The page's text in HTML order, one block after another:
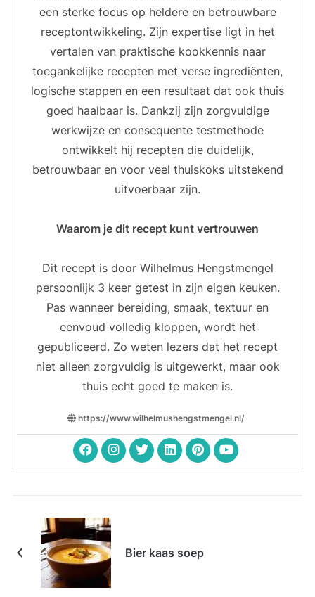
een sterke focus op heldere en betrouwbare
receptontwikkeling. Zijn expertise ligt in het
vertalen van praktische kookkennis naar
toegankelijke recepten met verse ingrediënten,
logische stappen en een resultaat dat ook thuis
goed haalbaar is. Dankzij zijn zorgvuldige
werkwijze en consequente testmethode
ontwikkelt hij recepten die duidelijk,
betrouwbaar en voor veel thuiskoks uitstekend
uitvoerbaar zijn.
Waarom je dit recept kunt vertrouwen
Dit recept is door Wilhelmus Hengstmengel
persoonlijk 3 keer getest in zijn eigen keuken.
Pas wanneer bereiding, smaak, textuur en
eenvoud volledig kloppen, wordt het
gepubliceerd. Zo weten lezers dat het recept
niet alleen zorgvuldig is uitgewerkt, maar ook
thuis echt goed te maken is.
https://www.wilhelmushengstmengel.nl/
Bier kaas soep